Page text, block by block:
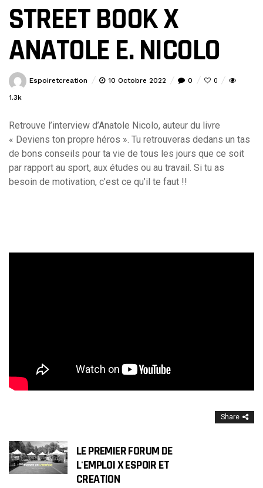
STREET BOOK X
ANATOLE E. NICOLO
Espoiretcreation 10 Octobre 2022 0 0
1.3k
Retrouve l’interview d’Anatole Nicolo, auteur du livre
« Deviens ton propre héros ». Tu retrouveras dedans un tas
de bons conseils pour ta vie de tous les jours que ce soit
par rapport au sport, aux études ou au travail. Si tu as
besoin de motivation, c’est ce qu’il te faut !!
Share
LE PREMIER FORUM DE
L'EMPLOI X ESPOIR ET
CREATION